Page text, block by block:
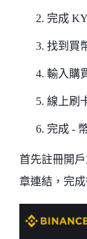
完成
找到買
輸入購
線上刷
完成 -
首先註冊開
章連結，完